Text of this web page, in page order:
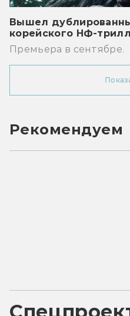
Вышел
корейского НФ-
Премьера в сентябре.
Рекомендуем